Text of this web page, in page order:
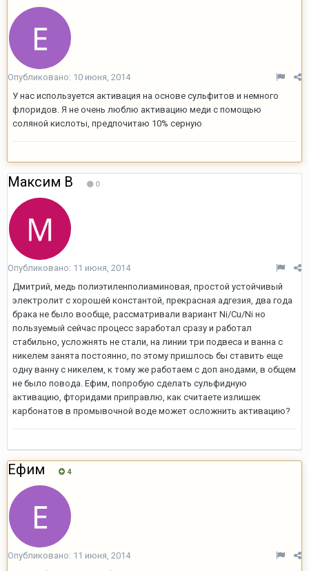
Опубликовано: 10 июня, 2014
У нас используется активация на основе сульфитов и немного
флоридов. Я не очень люблю активацию меди с помощью
соляной кислоты, предпочитаю 10% серную
Максим В 0
Опубликовано: 11 июня, 2014
Дмитрий, медь полиэтиленполиаминовая, простой устойчивый
электролит с хорошей константой, прекрасная адгезия, два года
брака не было вообще, рассматривали вариант Ni/Cu/Ni но
пользуемый сейчас процесс заработал сразу и работал
стабильно, усложнять не стали, на линии три подвеса и ванна с
никелем занята постоянно, по этому пришлось бы ставить еще
одну ванну с никелем, к тому же работаем с доп анодами, в общем
не было повода. Ефим, попробую сделать сульфидную
активацию, фторидами приправлю, как считаете излишек
карбонатов в промывочной воде может осложнить активацию?
Ефим 4
Опубликовано: 11 июня, 2014